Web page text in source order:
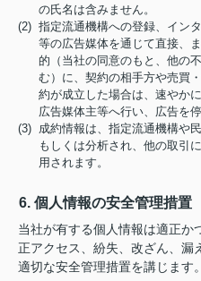
の氏名は含みません。
(2) 指定流通機構への登録、イン
等の広告媒体を通じて直接、
的（当社の同意のもと、他の
む）に、契約の相手方や売買
約が成立した場合は、速やか
広告媒体主等へ行い、広告を停
(3) 成約情報は、指定流通機構や
もしくは分析され、他の取引
用されます。
6. 個人情報の安全管理措置
当社が有する個人情報は適正か
正アクセス、紛失、改ざん、漏
適切な安全管理措置を講じます。